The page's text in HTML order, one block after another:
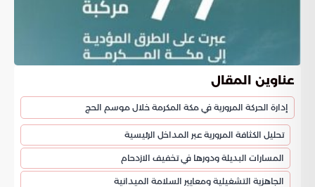
عناوين المقال
إدارة الحركة المرورية في مكة المكرمة خلال موسم الحج
تحليل الكثافة المرورية عبر المداخل الرئيسية
المسارات البديلة ودورها في تخفيف الازدحام
الجاهزية التشغيلية ومعايير السلامة الميدانية